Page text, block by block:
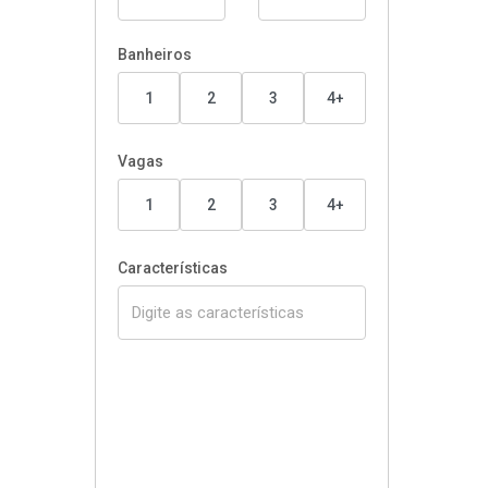
Banheiros
1 2 3 4+
Vagas
1 2 3 4+
Características